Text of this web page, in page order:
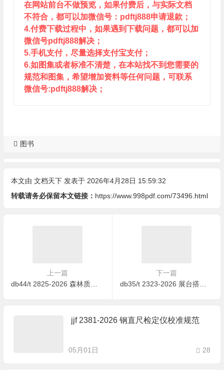
在网站前台不做预览，如果付费后，与实际文档
不符合，都可以加微信号：pdftj888申请退款；
4.付费下载过程中，如果遇到下载问题，都可以加
微信号pdftj888解决；
5.手机支付，尽量选择支付宝支付；
6.如图集或者标准不清楚，在本站找不到您需要的
规范和图集，希望增加资料等任何问题，可联系
微信号:pdftj888解决；
图书
本文由 文档天下发表于 2026年4月28日 15:59:32
转载请务必保留本文链接： https://www.998pdf.com/73496.html
上一篇
db44/t 2825-2026 森林质量精准提升技术规程
下一篇
jjf 2381-2026 钢直尺检定仪校准规范
05月01日 28